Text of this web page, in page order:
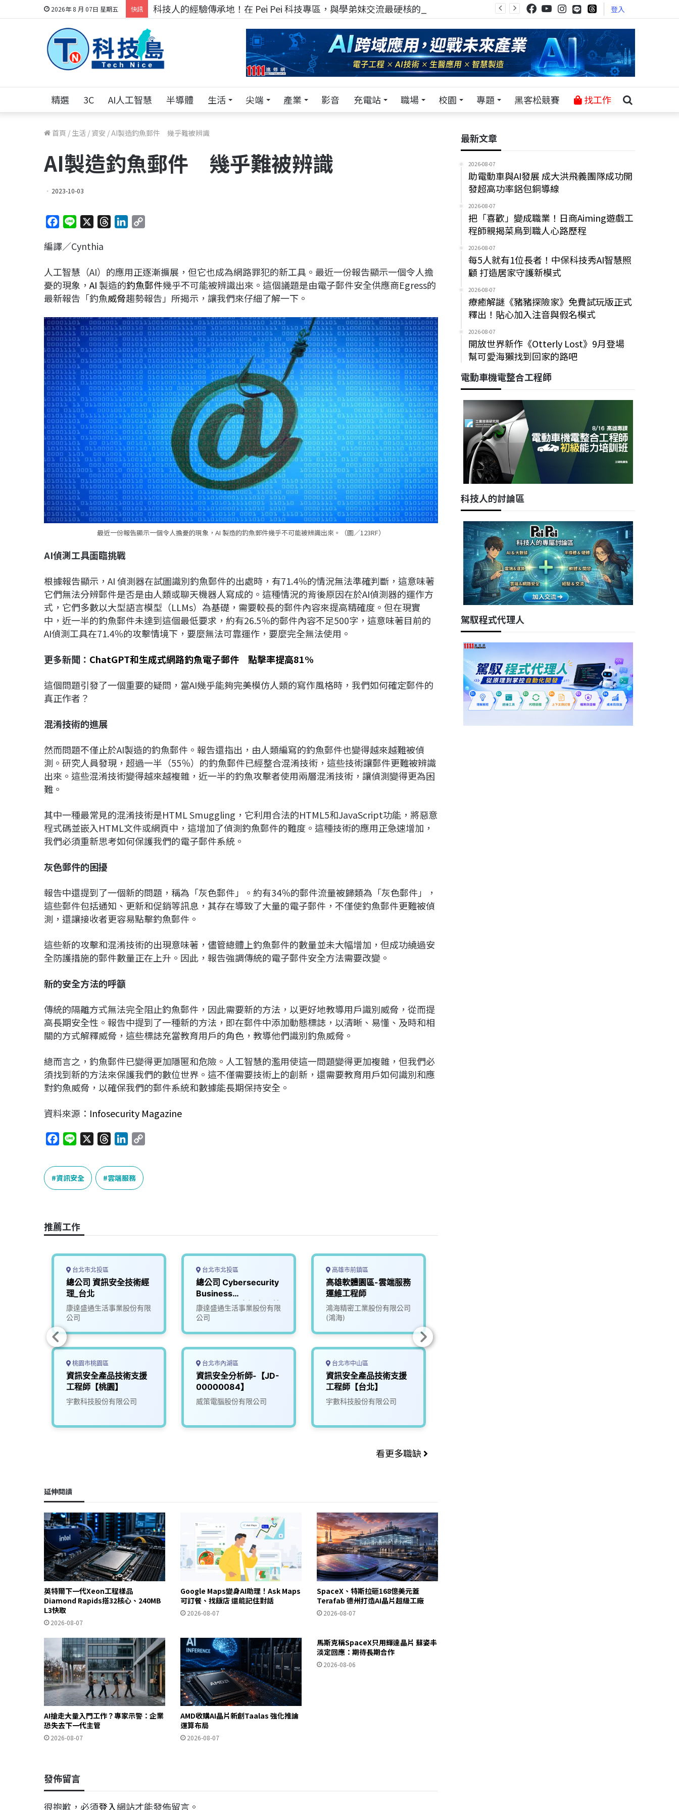
2026年 8 月 07日 星期五 快訊 科技人的經驗傳承地！在 Pei Pei 科技專區，與學弟妹交流最硬核的技術 登入
精選 3C AI人工智慧 半導體 生活 尖端 產業 影音 充電站 職場 校園 專題 黑客松競賽 找工作
首頁 / 生活 / 資安 /AI製造釣魚郵件 幾乎難被辨識
AI製造釣魚郵件 幾乎難被辨識
2023-10-03
c
b
o
o
n
a
d
s
e
d
I
L
i
n
編譯／Cynthia
人工智慧（AI）的應用正逐漸擴展，但它也成為網路罪犯的新工具。最近一份報告顯示一個令人擔
憂的現象， AI 製造的釣魚郵件幾乎不可能被辨識出來。這個議題是由電子郵件安全供應商Egress的
最新報告「釣魚威脅趨勢報告」所揭示，讓我們來仔細了解一下。
最近一份報告顯示一個令人擔憂的現象，AI 製造的釣魚郵件幾乎不可能被辨識出來。（圖／123RF）
AI偵測工具面臨挑戰
根據報告顯示，AI 偵測器在試圖識別釣魚郵件的出處時，有71.4％的情況無法準確判斷，這意味著
它們無法分辨郵件是否是由人類或聊天機器人寫成的。這種情況的背後原因在於AI偵測器的運作方
式，它們多數以大型語言模型（LLMs）為基礎，需要較長的郵件內容來提高精確度。但在現實
中，近一半的釣魚郵件未達到這個最低要求，約有26.5％的郵件內容不足500字，這意味著目前的
AI偵測工具在71.4％的攻擊情境下，要麼無法可靠運作，要麼完全無法使用。
更多新聞： ChatGPT和生成式網路釣魚電子郵件 點擊率提高81%
這個問題引發了一個重要的疑問，當AI幾乎能夠完美模仿人類的寫作風格時，我們如何確定郵件的
真正作者？
混淆技術的進展
然而問題不僅止於AI製造的釣魚郵件。報告還指出，由人類編寫的釣魚郵件也變得越來越難被偵
測。研究人員發現，超過一半（55％）的釣魚郵件已經整合混淆技術，這些技術讓郵件更難被辨識
出來。這些混淆技術變得越來越複雜，近一半的釣魚攻擊者使用兩層混淆技術，讓偵測變得更為困
難。
其中一種最常見的混淆技術是HTML Smuggling，它利用合法的HTML5和JavaScript功能，將惡意
程式碼並嵌入HTML文件或網頁中，這增加了偵測釣魚郵件的難度。這種技術的應用正急速增加，
我們必須重新思考如何保護我們的電子郵件系統。
灰色郵件的困擾
報告中還提到了一個新的問題，稱為「灰色郵件」。約有34％的郵件流量被歸類為「灰色郵件」，
這些郵件包括通知、更新和促銷等訊息，其存在導致了大量的電子郵件，不僅使釣魚郵件更難被偵
測，還讓接收者更容易點擊釣魚郵件。
這些新的攻擊和混淆技術的出現意味著，儘管總體上釣魚郵件的數量並未大幅增加，但成功繞過安
全防護措施的郵件數量正在上升。因此，報告強調傳統的電子郵件安全方法需要改變。
新的安全方法的呼籲
傳統的隔離方式無法完全阻止釣魚郵件，因此需要新的方法，以更好地教導用戶識別威脅，從而提
高長期安全性。報告中提到了一種新的方法，即在郵件中添加動態標誌，以清晰、易懂、及時和相
關的方式解釋威脅，這些標誌充當教育用戶的角色，教導他們識別釣魚威脅。
總而言之，釣魚郵件已變得更加隱匿和危險。人工智慧的濫用使這一問題變得更加複雜，但我們必
須找到新的方法來保護我們的數位世界。這不僅需要技術上的創新，還需要教育用戶如何識別和應
對釣魚威脅，以確保我們的郵件系統和數據能長期保持安全。
資料來源： Infosecurity Magazine
c
e
b
k
n
e
r
e
a
n
k
e
資訊安全 雲端服務
推薦工作
台北市北投區
總公司 資訊安全技術經
理_台北
康達盛通生活事業股份有限
公司
桃園市桃園區
資訊安全產品技術支援
工程師【桃園】
宇數科技股份有限公司
台北市北投區
總公司 Cybersecurity
Business
Manager（資訊安全營
運經理）_台北
康達盛通生活事業股份有限
公司
台北市內湖區
資訊安全分析師-【JD-
00000084】
威策電腦股份有限公司
高雄市前鎮區
高雄軟體園區-雲端服務
運維工程師
鴻海精密工業股份有限公司
(鴻海)
台北市中山區
資訊安全產品技術支援
工程師【台北】
宇數科技股份有限公司
看更多職缺
延伸閱讀
英特爾下一代Xeon工程樣品
Diamond Rapids搭32核心、240MB
L3快取
2026-08-07
Google Maps變身AI助理！Ask Maps
可訂餐、找飯店 還能記住對話
2026-08-07
SpaceX、特斯拉砸168億美元蓋
Terafab 德州打造AI晶片超級工廠
2026-08-07
AI搶走大量入門工作？專家示警：企業
恐失去下一代主管
2026-08-07
AMD收購AI晶片新創Taalas 強化推論
運算布局
2026-08-07
馬斯克稱SpaceX只用輝達晶片 蘇姿丰
淡定回應：期待長期合作
2026-08-06
發佈留言
很抱歉，必須登入網站才能發佈留言。
最新文章
2026-08-07
助電動車與AI發展 成大洪飛義團隊成功開
發超高功率鋁包銅導線
2026-08-07
把「喜歡」變成職業！日商Aiming遊戲工
程師親揭菜鳥到職人心路歷程
2026-08-07
每5人就有1位長者！中保科技秀AI智慧照
顧 打造居家守護新模式
2026-08-07
療癒解謎《豬豬探險家》免費試玩版正式
釋出！貼心加入注音與假名模式
2026-08-07
開放世界新作《Otterly Lost》9月登場
幫可愛海獺找到回家的路吧
電動車機電整合工程師
科技人的討論區
駕馭程式代理人